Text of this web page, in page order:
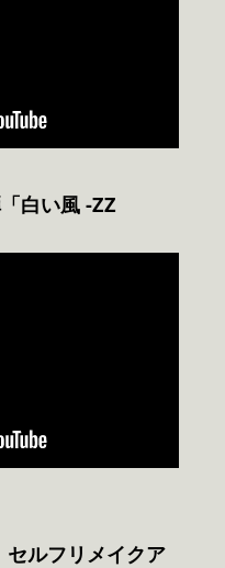
白い風 -ZZ
ルフリメイクア